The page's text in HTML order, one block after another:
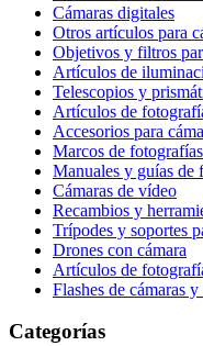
Cámaras digitales
Otros artículos para
Objetivos y filtros
Artículos de
Telescopios y
Artículos de
Accesorios para
Marcos de
Manuales y guías de
Cámaras de vídeo
Recambios y
Trípodes y soportes
Drones con cámara
Artículos de
Flashes de cámaras
Categorías